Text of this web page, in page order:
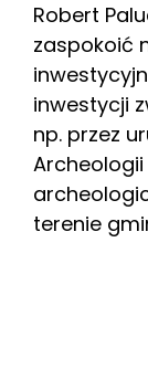
Robert
zaspokoić
inwestycji
np. przez
terenie